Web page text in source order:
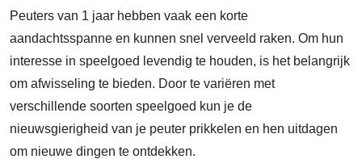
Peuters van 1 jaar hebben vaak een korte
aandachtsspanne en kunnen snel verveeld raken. Om hun
interesse in speelgoed levendig te houden, is het belangrijk
om afwisseling te bieden. Door te variëren met
verschillende soorten speelgoed kun je de
nieuwsgierigheid van je peuter prikkelen en hen uitdagen
om nieuwe dingen te ontdekken.